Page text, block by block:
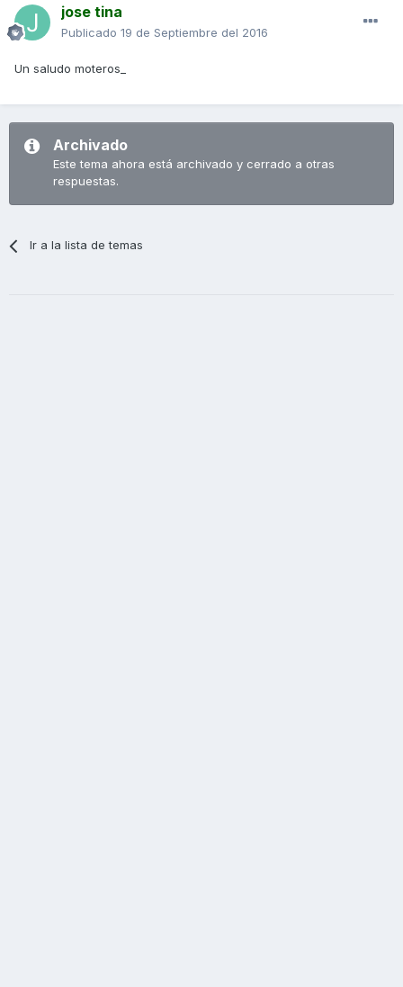
jose tina
Publicado 19 de Septiembre del 2016
Un saludo moteros_
Archivado
Este tema ahora está archivado y cerrado a otras
respuestas.
Ir a la lista de temas